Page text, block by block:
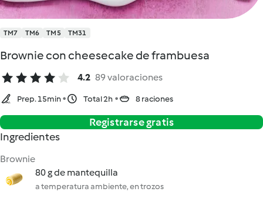
TM7 TM6 TM5 TM31
Brownie con cheesecake de frambuesa
4.2 89 valoraciones
Prep. 15min Total 2h 8 raciones
Registrarse gratis
Ingredientes
Brownie
80 g de mantequilla
a temperatura ambiente, en trozos